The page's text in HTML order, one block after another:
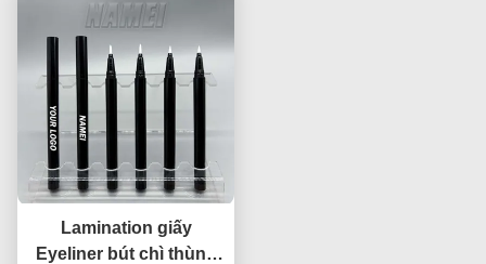
gói
Lamination giấy
Eyeliner bút chì thùng